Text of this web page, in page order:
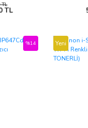
TL
TL
%14 Yeni